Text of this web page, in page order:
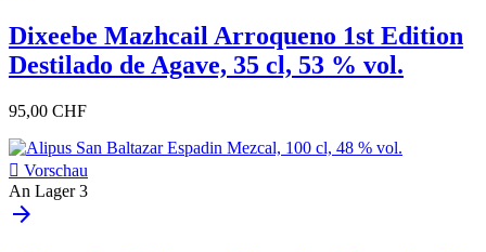
Dixeebe Mazhcail Arroqueno 1st Edition
Destilado de Agave, 35 cl, 53 % vol.
95,00 CHF
 Vorschau
An Lager 3
arrow_forward